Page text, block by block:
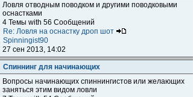
Ловля отводным поводком и другими поводковыми
оснастками
4 Темы with 56 Сообщений
Re: Ловля на оснастку дроп шот
Spinningist90
27 сен 2013, 14:02
Спиннинг для начинающих
Вопросы начинающих спиннингистов или желающих
заняться этим видом ловли